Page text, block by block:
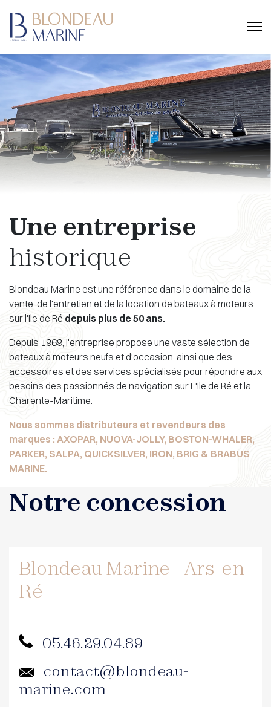
Une entreprise
historique
Blondeau Marine est une référence dans le domaine de la
vente, de l'entretien et de la location de bateaux à moteurs
sur l'Ile de Ré depuis plus de 50 ans.
Depuis 1969, l'entreprise propose une vaste sélection de
bateaux à moteurs neufs et d'occasion, ainsi que des
accessoires et des services spécialisés pour répondre aux
besoins des passionnés de navigation sur L'Ile de Ré et la
Charente-Maritime.
Nous sommes distributeurs et revendeurs des
marques : AXOPAR, NUOVA-JOLLY, BOSTON-WHALER,
PARKER, SALPA, QUICKSILVER, IRON, BRIG & BRABUS
MARINE.
Notre concession
Blondeau Marine - Ars-en-
Ré
05.46.29.04.89
contact@blondeau-
marine.com